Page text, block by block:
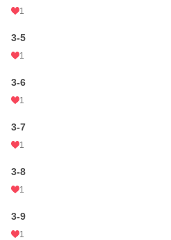
1
3-5
1
3-6
1
3-7
1
3-8
1
3-9
1